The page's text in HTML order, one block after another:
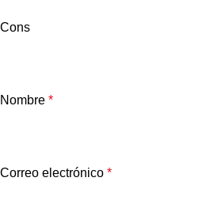
Cons
Nombre *
Correo electrónico *